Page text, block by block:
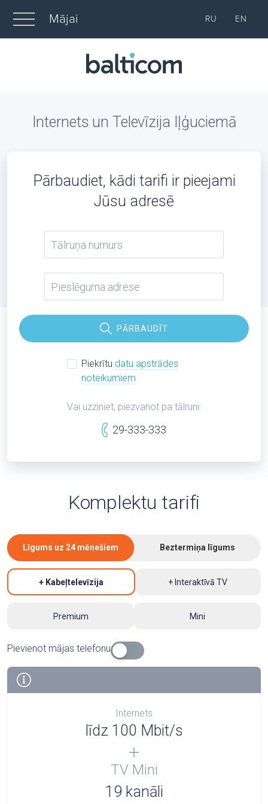
Mājai RU EN
Internets un Televīzija Iļģuciemā
Pārbaudiet, kādi tarifi ir pieejami
Jūsu adresē
PĀRBAUDĪT
Piekrītu datu apstrādes
noteikumiem
Vai uzziniet, piezvanot pa tālruni:
29-333-333
Komplektu tarifi
Līgums uz 24 mēnešiem Beztermiņa līgums
+ Kabeļtelevīzija + Interaktīvā TV
Premium Mini
Pievienot mājas telefonu
Internets
līdz 100 Mbit/s
TV Mini
19 kanāli